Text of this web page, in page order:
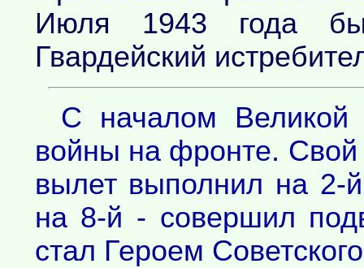
Июля 1943 года
Гвардейский
С началом Великой
войны на фронте.
вылет выполнил на 2-
на 8-й - совершил
стал Героем